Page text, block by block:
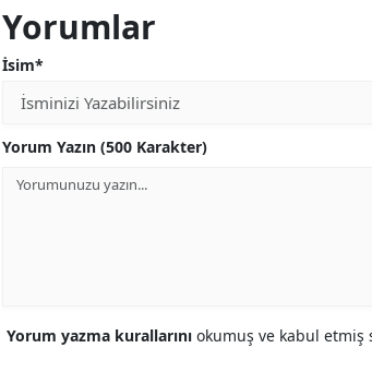
Yorumlar
İsim*
Yorum Yazın (500 Karakter)
Yorum yazma kurallarını okumuş ve kabul etmiş